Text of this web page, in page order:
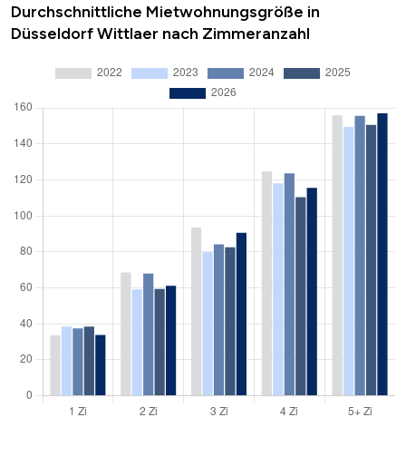
Durchschnittliche Mietwohnungsgröße in
Düsseldorf Wittlaer nach Zimmeranzahl